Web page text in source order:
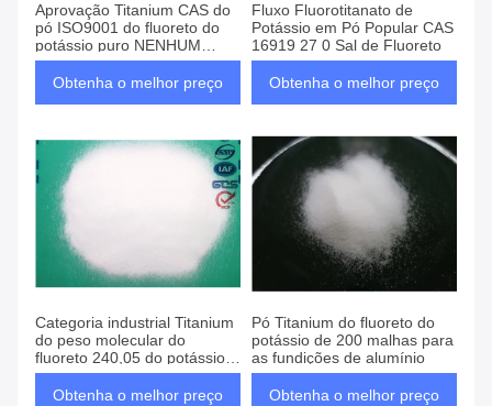
Aprovação Titanium CAS do
pó ISO9001 do fluoreto do
potássio puro NENHUM
16919 27 0
Obtenha o melhor preço
Fluxo Fluorotitanato de
Potássio em Pó Popular CAS
16919 27 0 Sal de Fluoreto
Obtenha o melhor preço
Categoria industrial Titanium
do peso molecular do
fluoreto 240,05 do potássio
largo do uso
Obtenha o melhor preço
Pó Titanium do fluoreto do
potássio de 200 malhas para
as fundições de alumínio
Obtenha o melhor preço